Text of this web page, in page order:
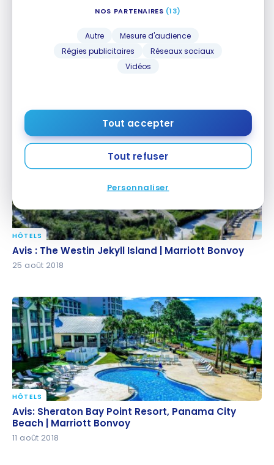
NOS PARTENAIRES (13)
Autre
Mesure d'audience
Régies publicitaires
Réseaux sociaux
Vidéos
Tout accepter
Tout refuser
Personnaliser
Avis : The Westin Jekyll Island | Marriott Bonvoy
HÔTELS
Avis : The Westin Jekyll Island | Marriott Bonvoy
25 août 2018
Avis: Sheraton Bay Point Resort, Panama City Beach
| Marriott Bonvoy
HÔTELS
Avis: Sheraton Bay Point Resort, Panama City
Beach | Marriott Bonvoy
11 août 2018